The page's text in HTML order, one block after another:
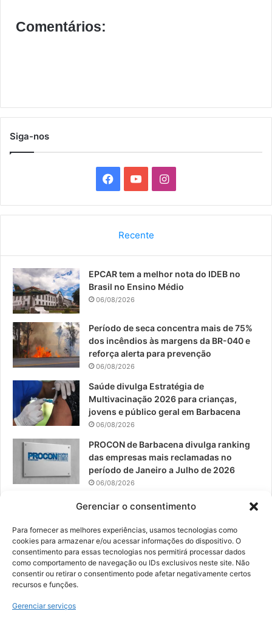
Gerenciar o consentimento
Para fornecer as melhores experiências, usamos tecnologias como
cookies para armazenar e/ou acessar informações do dispositivo. O
consentimento para essas tecnologias nos permitirá processar dados
como comportamento de navegação ou IDs exclusivos neste site. Não
consentir ou retirar o consentimento pode afetar negativamente certos
recursos e funções.
Gerenciar serviços
Comentários:
Siga-nos
a
b
o
o
o
u
e
I
n
a
r
Recente
EPCAR tem a melhor nota do IDEB no
Brasil no Ensino Médio
06/08/2026
Período de seca concentra mais de 75%
dos incêndios às margens da BR-040 e
reforça alerta para prevenção
06/08/2026
Saúde divulga Estratégia de
Multivacinação 2026 para crianças,
jovens e público geral em Barbacena
06/08/2026
PROCON de Barbacena divulga ranking
das empresas mais reclamadas no
período de Janeiro a Julho de 2026
06/08/2026
Prefeitura convoca organizações de
Resíduos Sólidos
05/08/2026
© 2026, Todos os direitos reservados | Desenvolvido por: